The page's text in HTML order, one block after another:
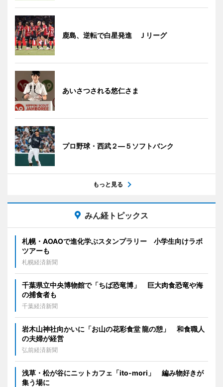
鹿島、逆転で白星発進 Ｊリーグ
あいさつされる悠仁さま
プロ野球・西武２―５ソフトバンク
もっと見る
みん経トピックス
札幌・AOAOで進化学ぶスタンプラリー 小学生向けラボ
ツアーも
札幌経済新聞
千葉県立中央博物館で「ちば恐竜博」 巨大肉食恐竜や海
の捕食者も
千葉経済新聞
岩木山神社向かいに「お山の花彩食堂 龍の憩」 和食職人
の夫婦が経営
弘前経済新聞
浅草・松が谷にニットカフェ「ito-mori」 編み物好きが
集う場に